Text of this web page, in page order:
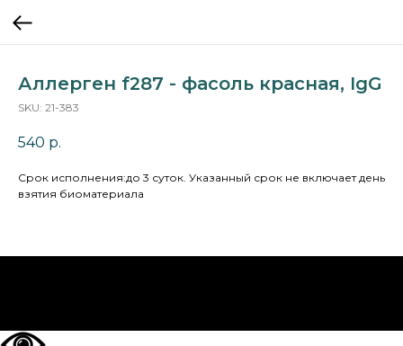
Аллерген f287 - фасоль красная, IgG
SKU: 21-383
540 р.
Cрок исполнения:до 3 суток. Указанный срок не включает день
взятия биоматериала